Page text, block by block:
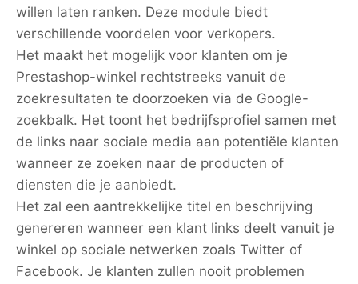
willen laten ranken. Deze module biedt
verschillende voordelen voor verkopers.
Het maakt het mogelijk voor klanten om je
Prestashop-winkel rechtstreeks vanuit de
zoekresultaten te doorzoeken via de Google-
zoekbalk. Het toont het bedrijfsprofiel samen met
de links naar sociale media aan potentiële klanten
wanneer ze zoeken naar de producten of
diensten die je aanbiedt.
Het zal een aantrekkelijke titel en beschrijving
genereren wanneer een klant links deelt vanuit je
winkel op sociale netwerken zoals Twitter of
Facebook. Je klanten zullen nooit problemen